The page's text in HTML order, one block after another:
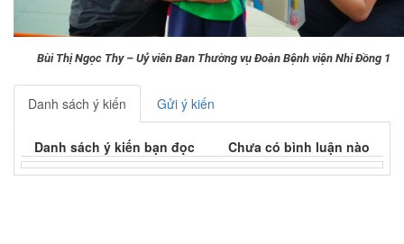
Bùi Thị Ngọc Thy – Uỷ viên Ban Thường vụ Đoàn Bệnh viện Nhi Đồng 1